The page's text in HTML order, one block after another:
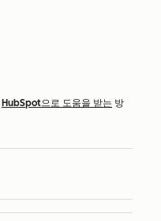
HubSpot으로 도움을 받는 방